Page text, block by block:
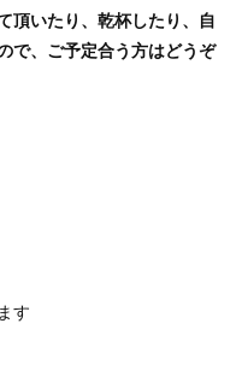
頂いたり、乾杯したり、自
で、ご予定合う方はどうぞ
す